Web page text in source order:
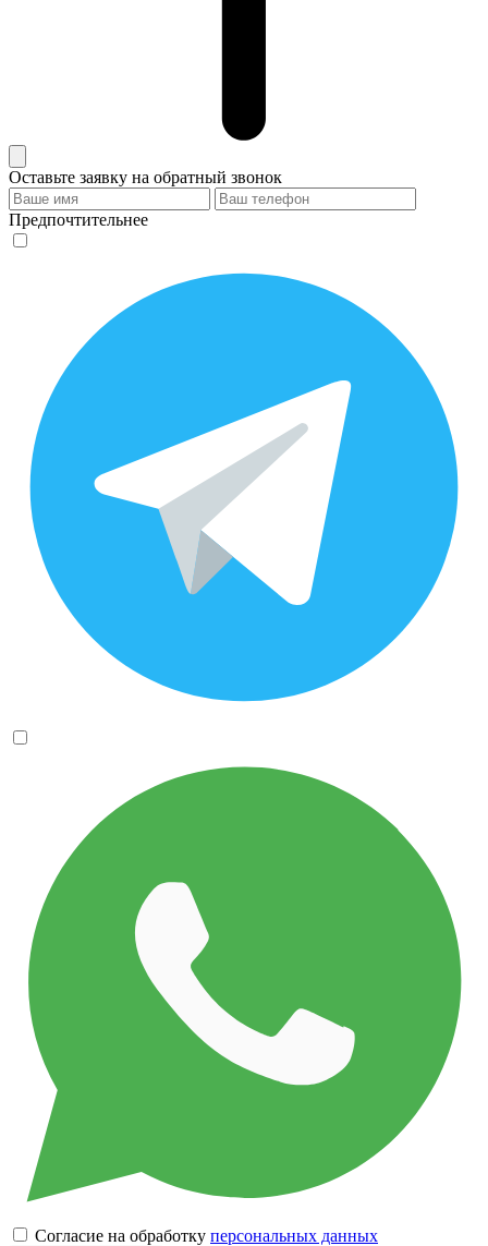
Оставьте заявку на обратный звонок
Предпочтительнее
Согласие на обработку персональных данных